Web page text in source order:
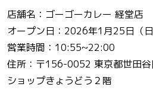
店舗名：ゴーゴーカレー 経堂店
オープン日：2026年1月25日（日
営業時間：10:55~22:00
住所：〒156-0052 東京都世田
ショップきょうどう２階